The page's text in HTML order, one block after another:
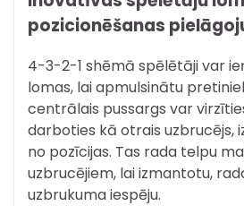
pozicionēšanas
4-3-2-1 shēmā spēlētāji var
lomas, lai apmulsinātu
centrālais pussargs var
darboties kā otrais uzbrucējs,
no pozīcijas. Tas rada telpu
uzbrucējiem, lai izmantotu,
uzbrukuma iespēju.